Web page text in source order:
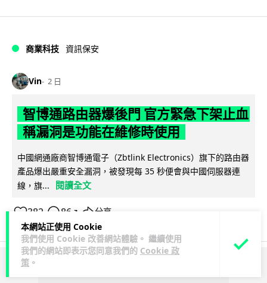
本網站正使用 Cookie
我們使用 Cookie 改善網站體驗。 繼續使用
我們的網站即表示您同意我們的 Cookie 政
策 。
商業科技 資訊保安
Vin 2 日
智博通路由器爆後門 官方緊急下架止血
稱漏洞是功能在維修時使用
中國網通廠商智博通電子（Zbtlink Electronics）旗下的路由器
產品爆出嚴重安全漏洞，被發現每 35 秒便會與中國伺服器連
線，旗...
閱讀全文
382 86 ↗ 分享